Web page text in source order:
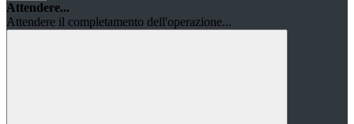
Attendere...
Attendere il completamento dell'operazione...